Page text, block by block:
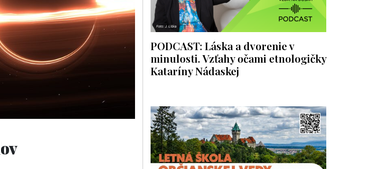
PODCAST: Láska a dvorenie v
minulosti. Vzťahy očami etnologičky
Kataríny Nádaskej